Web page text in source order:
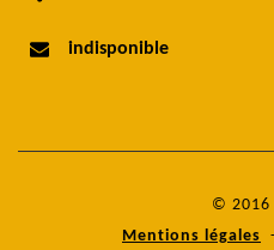
indisponible
© 2016
Mentions légales